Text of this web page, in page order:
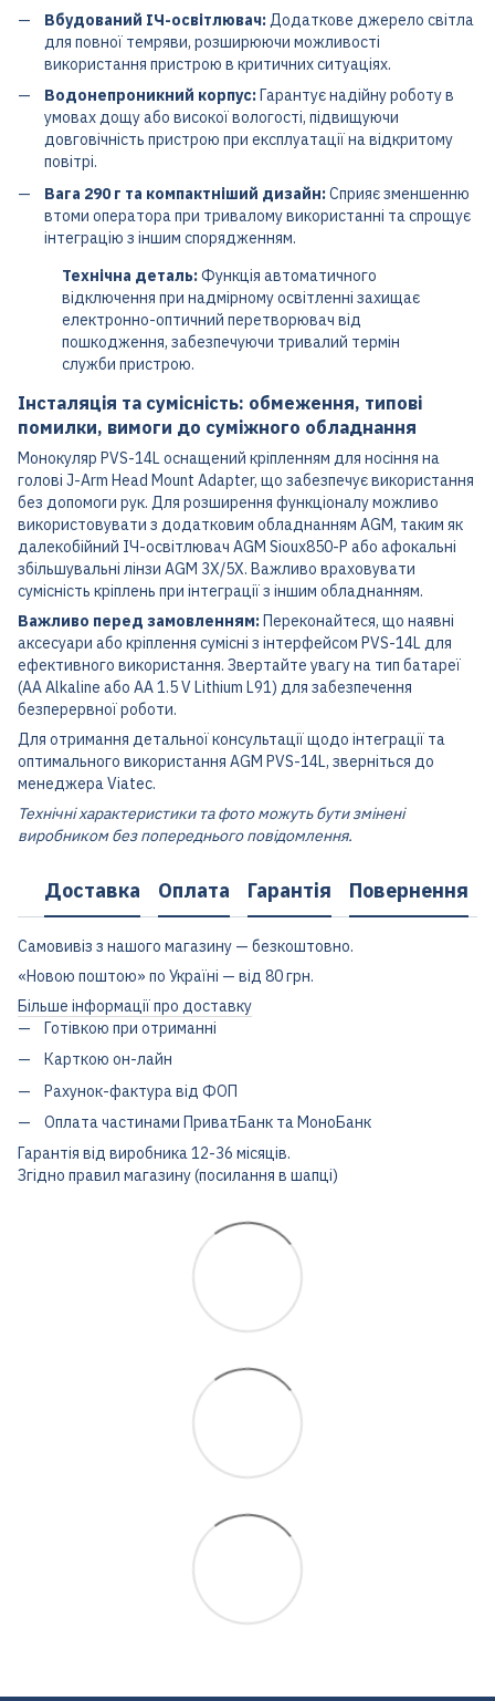
Вбудований ІЧ-освітлювач:Додаткове джерело світла
для повної темряви, розширюючи можливості
використання пристрою в критичних ситуаціях.
Водонепроникний корпус: Гарантує надійну роботу в
умовах дощу або високої вологості, підвищуючи
довговічність пристрою при експлуатації на відкритому
повітрі.
Вага 290 г та компактніший дизайн:Сприяє зменшенню
втоми оператора при тривалому використанні та спрощує
інтеграцію з іншим спорядженням.
Технічна деталь:Функція автоматичного
відключення при надмірному освітленні захищає
електронно-оптичний перетворювач від
пошкодження, забезпечуючи тривалий термін
служби пристрою.
Інсталяція та сумісність: обмеження, типові
помилки, вимоги до суміжного обладнання
Монокуляр PVS-14L оснащений кріпленням для носіння на
голові J-Arm Head Mount Adapter, що забезпечує використання
без допомоги рук. Для розширення функціоналу можливо
використовувати з додатковим обладнанням AGM, таким як
далекобійний ІЧ-освітлювач AGM Sioux850-P або афокальні
збільшувальні лінзи AGM 3X/5X. Важливо враховувати
сумісність кріплень при інтеграції з іншим обладнанням.
Важливо перед замовленням:Переконайтеся, що наявні
аксесуари або кріплення сумісні з інтерфейсом PVS-14L для
ефективного використання. Звертайте увагу на тип батареї
(AA Alkaline або AA 1.5 V Lithium L91) для забезпечення
безперервної роботи.
Для отримання детальної консультації щодо інтеграції та
оптимального використання AGM PVS-14L, зверніться до
менеджера Viatec.
Технічні характеристики та фото можуть бути змінені
виробником без попереднього повідомлення.
Доставка Оплата Гарантія Повернення
Самовивіз з нашого магазину — безкоштовно.
«Новою поштою» по Україні — від 80 грн.
Більше інформації про доставку
Готівкою при отриманні
Карткою он-лайн
Рахунок-фактура від ФОП
Оплата частинами ПриватБанк та МоноБанк
Гарантія від виробника 12-36 місяців.
Згідно правил магазину (посилання в шапці)